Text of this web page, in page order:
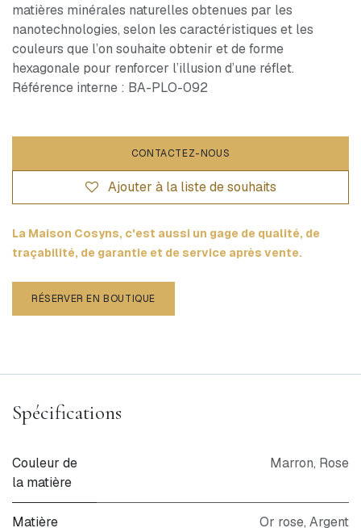
matières minérales naturelles obtenues par les
nanotechnologies, selon les caractéristiques et les
couleurs que l’on souhaite obtenir et de forme
hexagonale pour renforcer l’illusion d’une réflet.
Référence interne : BA-PLO-092
CONTACTEZ-NOUS
Ajouter à la liste de souhaits
La Maison Cosyns, c'est aussi un gage de qualité, de
traçabilité, de garantie et de service après vente.
RÉSERVER EN BOUTIQUE
Spécifications
Couleur de
la matière
Marron, Rose
Matière
Or rose, Argent